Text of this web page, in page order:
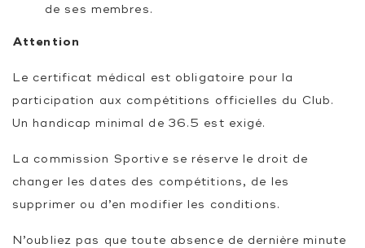
de ses membres.
Attention
Le certificat médical est obligatoire pour la
participation aux compétitions officielles du Club.
Un handicap minimal de 36.5 est exigé.
La commission Sportive se réserve le droit de
changer les dates des compétitions, de les
supprimer ou d’en modifier les conditions.
N’oubliez pas que toute absence de dernière minute